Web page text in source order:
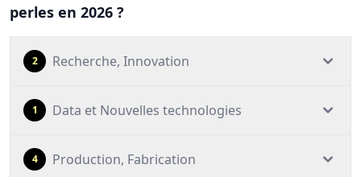
perles en 2026 ?
2 Recherche, Innovation
1 Data et Nouvelles technologies
4 Production, Fabrication